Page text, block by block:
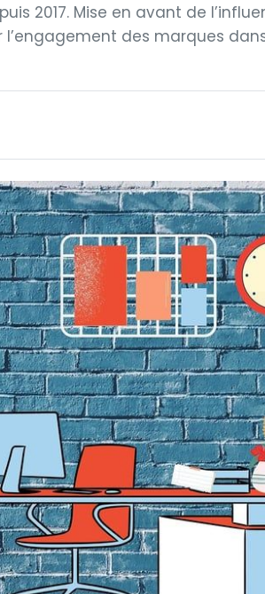
2017. Mise en avant de
des marques